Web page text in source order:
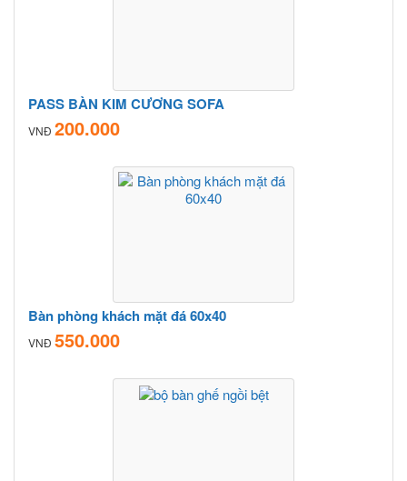
PASS BÀN KIM CƯƠNG SOFA
VNĐ 200.000
Bàn phòng khách mặt đá 60x40
VNĐ 550.000